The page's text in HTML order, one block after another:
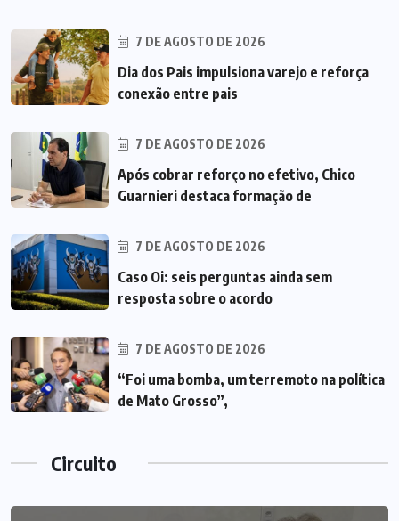
7 DE AGOSTO DE 2026
Dia dos Pais impulsiona varejo e reforça
conexão entre pais
7 DE AGOSTO DE 2026
Após cobrar reforço no efetivo, Chico
Guarnieri destaca formação de
7 DE AGOSTO DE 2026
Caso Oi: seis perguntas ainda sem
resposta sobre o acordo
7 DE AGOSTO DE 2026
“Foi uma bomba, um terremoto na política
de Mato Grosso”,
Circuito